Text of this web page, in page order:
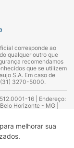
melhorar sua
corresponde ao
qualquer outro que
recomendamos
que se utilizem
S.A. Em caso de
3270-5000.
16 | Endereço:
Horizonte - MG |
– CRF 52.584 -
Nº 13.748. Alvará
da Empresa (AFE):